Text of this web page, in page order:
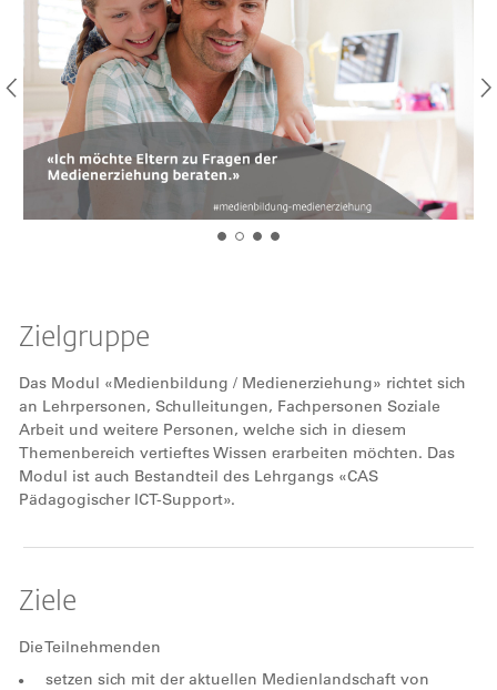
Zielgruppe
Das Modul «Medienbildung / Medienerziehung» richtet sich
an Lehrpersonen, Schulleitungen, Fachpersonen Soziale
Arbeit und weitere Personen, welche sich in diesem
Themenbereich vertieftes Wissen erarbeiten möchten. Das
Modul ist auch Bestandteil des Lehrgangs «CAS
Pädagogischer ICT-Support».
Ziele
Die Teilnehmenden
setzen sich mit der aktuellen Medienlandschaft von